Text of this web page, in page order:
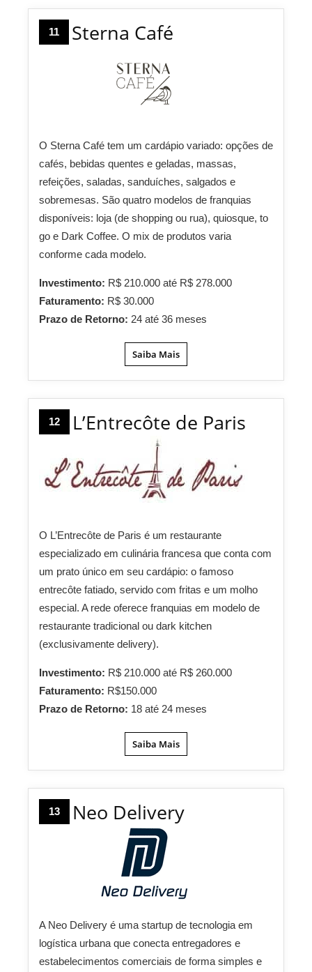
11 Sterna Café
O Sterna Café tem um cardápio variado: opções de
cafés, bebidas quentes e geladas, massas,
refeições, saladas, sanduíches, salgados e
sobremesas. São quatro modelos de franquias
disponíveis: loja (de shopping ou rua), quiosque, to
go e Dark Coffee. O mix de produtos varia
conforme cada modelo.
Investimento: R$ 210.000 até R$ 278.000
Faturamento: R$ 30.000
Prazo de Retorno: 24 até 36 meses
Saiba Mais
12 L’Entrecôte de Paris
O L’Entrecôte de Paris é um restaurante
especializado em culinária francesa que conta com
um prato único em seu cardápio: o famoso
entrecôte fatiado, servido com fritas e um molho
especial. A rede oferece franquias em modelo de
restaurante tradicional ou dark kitchen
(exclusivamente delivery).
Investimento: R$ 210.000 até R$ 260.000
Faturamento: R$150.000
Prazo de Retorno: 18 até 24 meses
Saiba Mais
13 Neo Delivery
A Neo Delivery é uma startup de tecnologia em
logística urbana que conecta entregadores e
estabelecimentos comerciais de forma simples e